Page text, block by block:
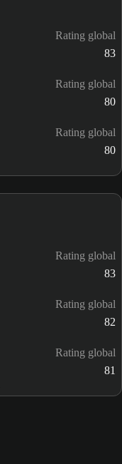
Rating global
83
Rating global
80
Rating global
80
Rating global
83
Rating global
82
Rating global
81